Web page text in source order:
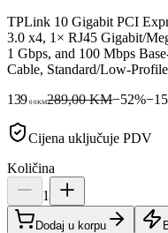
TPLink 10 Gigabit PCI
3.0 x4, 1× RJ45 Gigabit/
1 Gbps, and 100 Mbps
Cable, Standard/Low-
139 00KM289,00 KM−52%−
Cijena uključuje PDV
Količina
1
Dodaj u korpu